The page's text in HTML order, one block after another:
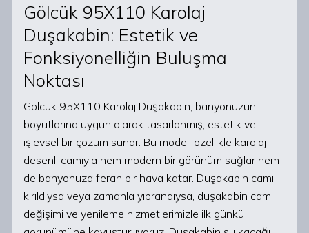
Gölcük 95X110 Karolaj
Duşakabin: Estetik ve
Fonksiyonelliğin Buluşma
Noktası
Gölcük 95X110 Karolaj Duşakabin, banyonuzun
boyutlarına uygun olarak tasarlanmış, estetik ve
işlevsel bir çözüm sunar. Bu model, özellikle karolaj
desenli camıyla hem modern bir görünüm sağlar hem
de banyonuza ferah bir hava katar. Duşakabin camı
kırıldıysa veya zamanla yıprandıysa, duşakabin cam
değişimi ve yenileme hizmetlerimizle ilk günkü